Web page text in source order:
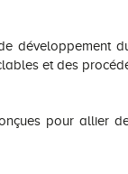
développement
et des
pour allier